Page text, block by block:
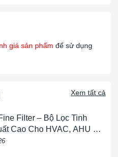
tử, y tế, thí nghiệm
điều hòa trung tâm
giá sản phẩm để sử dụng
Xem tất cả
Filter – Bộ Lọc Tinh
Cao Cho HVAC, AHU &